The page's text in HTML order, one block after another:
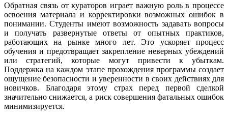
Обратная связь от кураторов играет важную роль в процессе
освоения материала и корректировки возможных ошибок в
понимании. Студенты имеют возможность задавать вопросы
и получать развернутые ответы от опытных практиков,
работающих на рынке много лет. Это ускоряет процесс
обучения и предотвращает закрепление неверных убеждений
или стратегий, которые могут привести к убыткам.
Поддержка на каждом этапе прохождения программы создает
ощущение безопасности и уверенности в своих действиях для
новичков. Благодаря этому страх перед первой сделкой
значительно снижается, а риск совершения фатальных ошибок
минимизируется.